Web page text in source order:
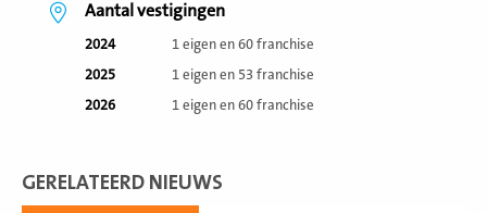
Aantal vestigingen
2024
1 eigen en 60 franchise
2025
1 eigen en 53 franchise
2026
1 eigen en 60 franchise
GERELATEERD NIEUWS